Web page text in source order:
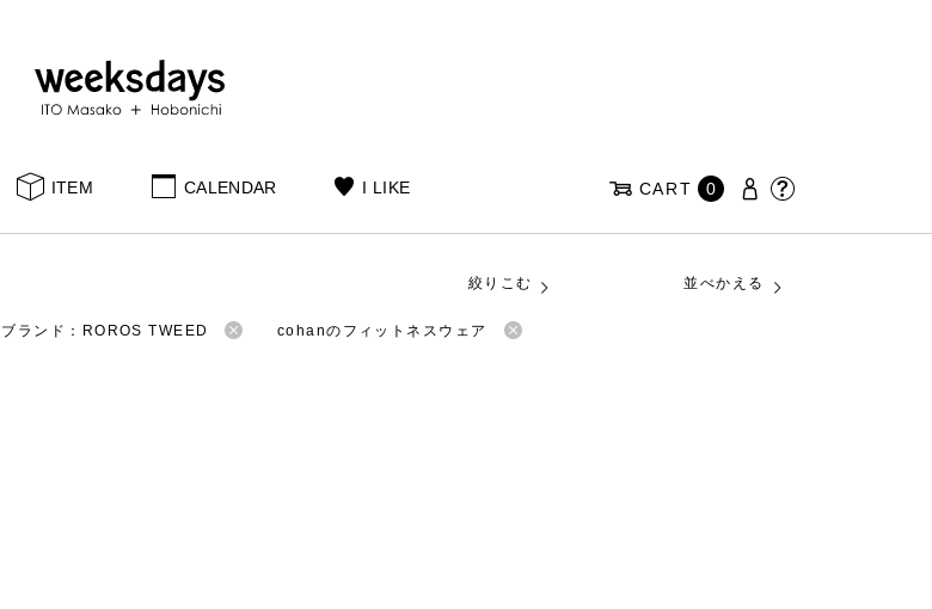
ITEM CALENDAR I LIKE CART 0
絞りこむ 並べかえる
ブランド：ROROS TWEED cohanのフィットネスウェア